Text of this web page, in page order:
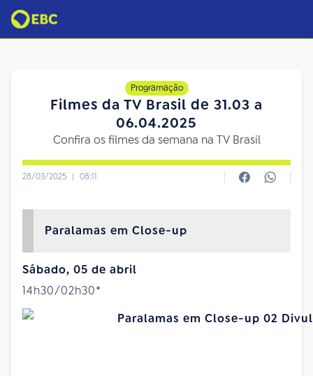
Programação
Filmes da TV Brasil de 31.03 a
06.04.2025
Confira os filmes da semana na TV Brasil
28/03/2025 | 08:11
Paralamas em Close-up
Sábado, 05 de abril
14h30/02h30*